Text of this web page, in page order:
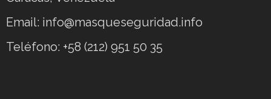
Email: info@masqueseguridad.info
Teléfono: +58 (212) 951 50 35